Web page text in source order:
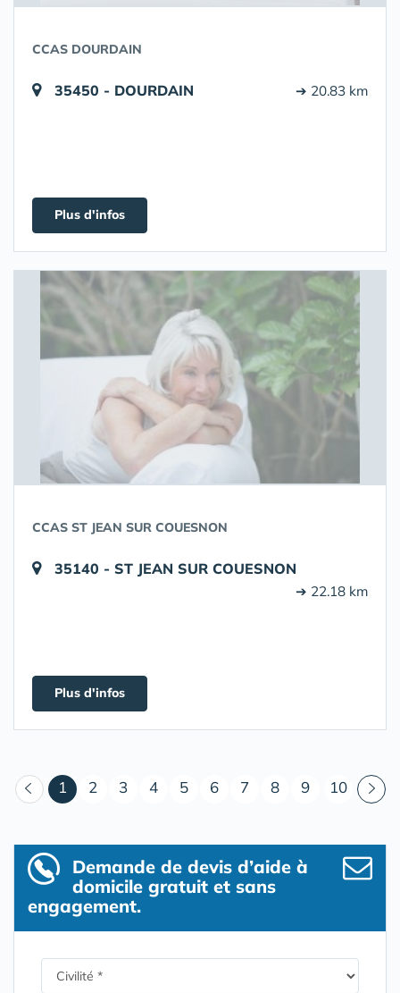
CCAS DOURDAIN
35450 - DOURDAIN ➔ 20.83 km
Plus d'infos
CCAS ST JEAN SUR COUESNON
35140 - ST JEAN SUR COUESNON
➔ 22.18 km
Plus d'infos
1 (courant)
2 3 4 5 6 7 8 9 10
Demande de devis d’aide à
domicile gratuit et sans
engagement.